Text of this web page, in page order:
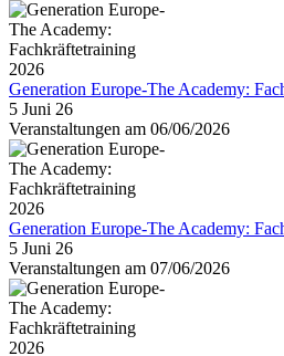
Generation Europe-The Academy:
5 Juni 26
Veranstaltungen am 06/06/2026
Generation Europe-The Academy:
5 Juni 26
Veranstaltungen am 07/06/2026